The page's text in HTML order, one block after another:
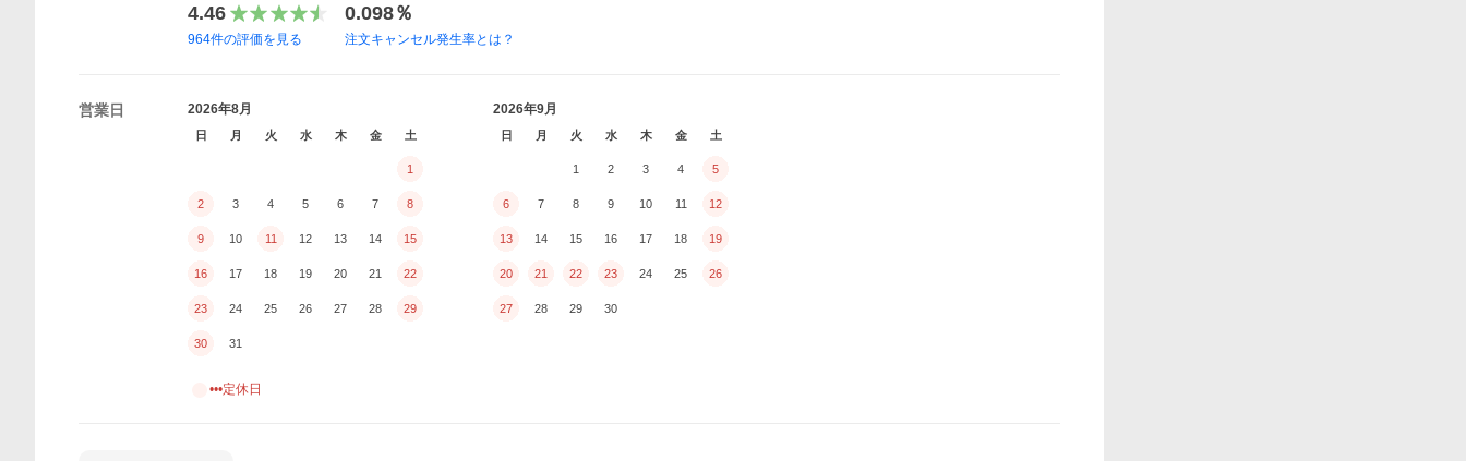
4.46
964件の評価を見る
0.098％
注文キャンセル発生率とは？
営業日 2026年8月
日 月 火 水 木 金 土
1
2 3 4 5 6 7 8
9 10 11 12 13 14 15
16 17 18 19 20 21 22
23 24 25 26 27 28 29
30 31
2026年9月
日 月 火 水 木 金 土
1 2 3 4 5
6 7 8 9 10 11 12
13 14 15 16 17 18 19
20 21 22 23 24 25 26
27 28 29 30
•••定休日